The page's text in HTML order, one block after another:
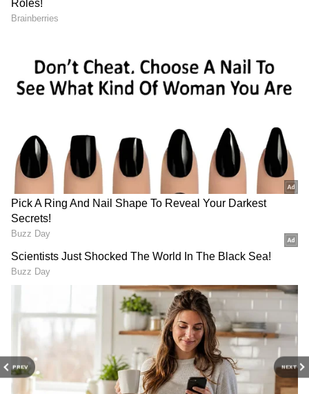
PREV NEXT
సత్యదేవ్ అదరగొట్టేశాడు. స్టైలిష్ విలన్ గా సత్యదేవ్ నటన
ప్రతి ఒక్కరిని మెప్పించింది. సక్సెస్ సెలబ్రేషన్ లో సత్యదేవ్
యూఎస్ నుంచి కాల్స్ మొదలయ్యాయి. ఒక్కొక్కరు సినిమా
గురించి అద్భుతంగా చెబుతుంటే కుదురుగా
కూర్చోలేకపోయాను.
3
6